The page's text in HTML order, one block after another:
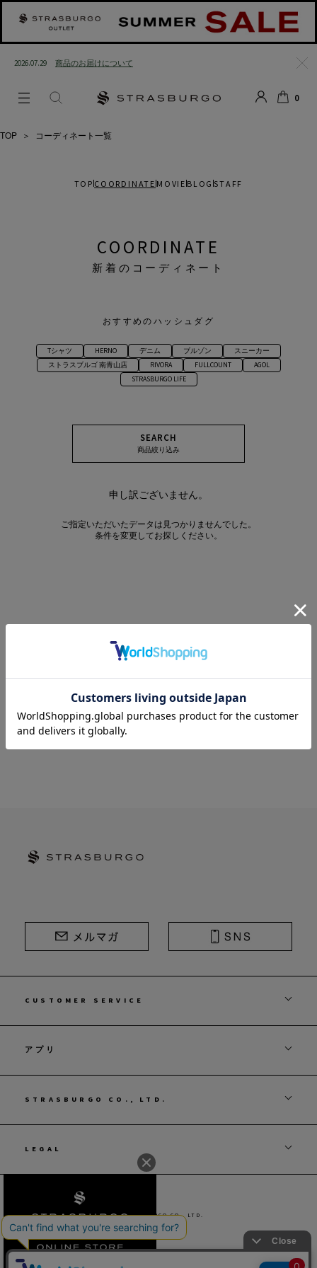
2026.07.29 商品のお届けについて
る
0
TOP ＞ コーディネート一覧
TOP COORDINATE MOVIE BLOG STAFF
COORDINATE
新着のコーディネート
おすすめのハッシュダグ
Tシャツ HERNO デニム ブルゾン
スニーカー
ストラスブルゴ 南青山店
RIVORA FULLCOUNT
AGOL
STRASBURGO LIFE
SEARCH
商品絞り込み
申し訳ございません。
ご指定いただいたデータは見つかりませんでした。
条件を変更してお探しください。
CUSTOMER SERVICE
アプリ
STRASBURGO CO., LTD.
LEGAL
© STRASBURGO CO., LTD.